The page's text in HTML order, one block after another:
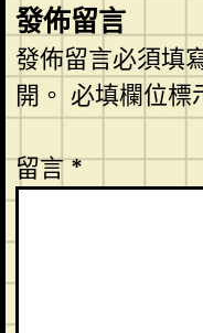
發佈留言
發佈留言必須填
開。 必填欄位標
留言*